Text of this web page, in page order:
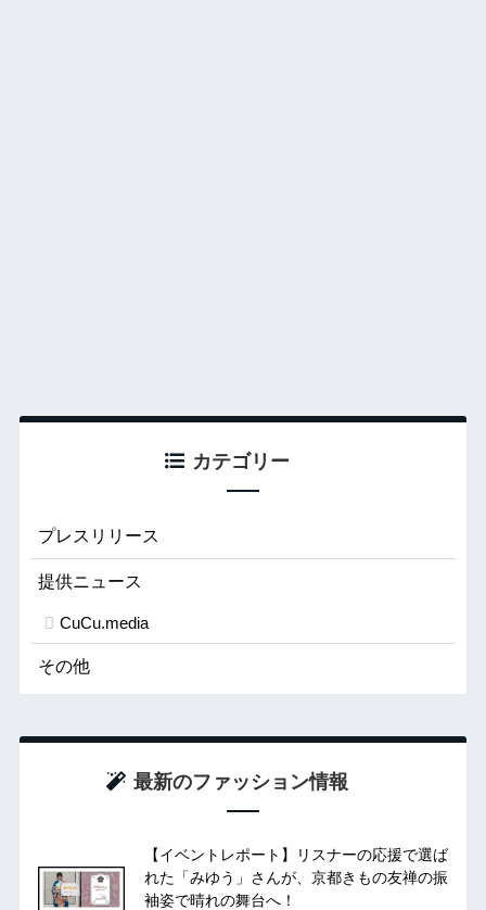
カテゴリー
プレスリリース
提供ニュース
CuCu.media
その他
最新のファッション情報
【イベントレポート】リスナーの応援で選ば
れた「みゆう」さんが、京都きもの友禅の振
袖姿で晴れの舞台へ！